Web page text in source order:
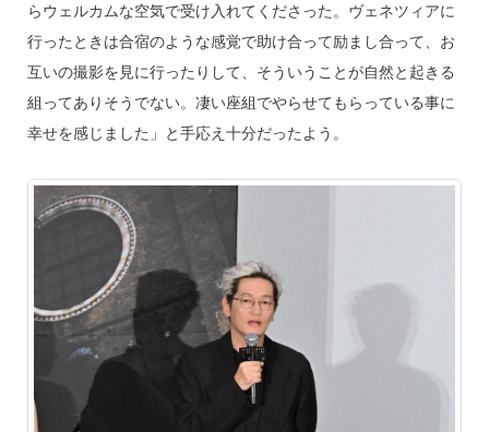
らウェルカムな空気で受け入れてくださった。ヴェネツィアに
行ったときは合宿のような感覚で助け合って励まし合って、お
互いの撮影を見に行ったりして、そういうことが自然と起きる
組ってありそうでない。凄い座組でやらせてもらっている事に
幸せを感じました」と手応え十分だったよう。